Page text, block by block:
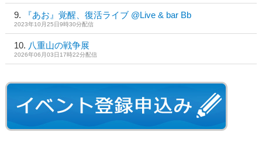
『あお』覚醒、復活ライブ @Live & bar Bb
2023年10月25日9時30分配信
八重山の戦争展
2026年06月03日17時22分配信